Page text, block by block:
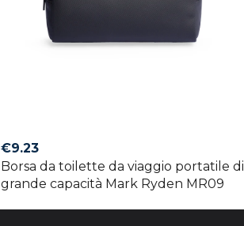
€9.23
Borsa da toilette da viaggio portatile di
grande capacità Mark Ryden MR09